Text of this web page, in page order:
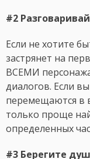
#2
Если не хотите
застрянет на
ВСЕМИ
диалогов. Если
перемещаются в
только проще
определенных
#3 Берегите